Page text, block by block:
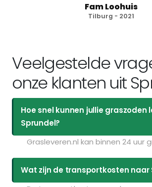
Fam Loohuis
Tilburg - 2021
Veelgestelde
onze klanten uit
Hoe snel kunnen jullie graszoden
Sprundel?
Wat zijn de transportkosten naar